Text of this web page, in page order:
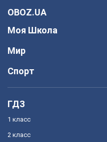
OBOZ.UA
Моя Школа
Мир
Спорт
ГДЗ
1 класс
2 класс